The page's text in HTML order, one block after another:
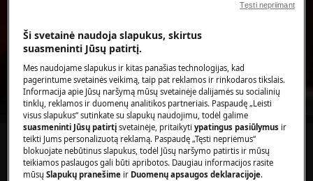
Pagalba Door seals
(dishwashers)
Ieškokite mūsų palaikymo straipsniuose
Ši svetainė naudoja slapukus, skirtus
suasmeninti Jūsų patirtį.
Mes naudojame slapukus ir kitas panašias technologijas, kad
pagerintume svetainės veikimą, taip pat reklamos ir rinkodaros tikslais.
Informacija apie Jūsų naršymą mūsų svetainėje dalijamės su socialinių
tinklų, reklamos ir duomenų analitikos partneriais. Paspaudę „Leisti
visus slapukus“ sutinkate su slapukų naudojimu, todėl galime
suasmeninti Jūsų patirtįsvetainėje, pritaikytiypatingus pasiūlymus ir
teikti Jums personalizuotą reklamą. Paspaudę „Tęsti nepriėmus“
blokuojate nebūtinus slapukus, todėl Jūsų naršymo patirtis ir mūsų
teikiamos paslaugos gali būti apribotos. Daugiau informacijos rasite
mūsųSlapukų pranešime ir Duomenų apsaugos deklaracijoje.
Tęsti nepriimant